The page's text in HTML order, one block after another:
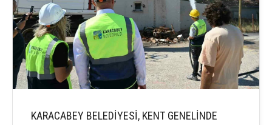
KARACABEY BELEDİYESİ, KENT GENELİNDE